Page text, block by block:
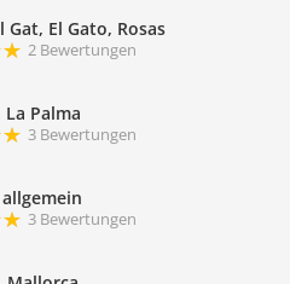
Gat, El Gato, Rosas
2 Bewertungen
Palma
3 Bewertungen
3 Bewertungen